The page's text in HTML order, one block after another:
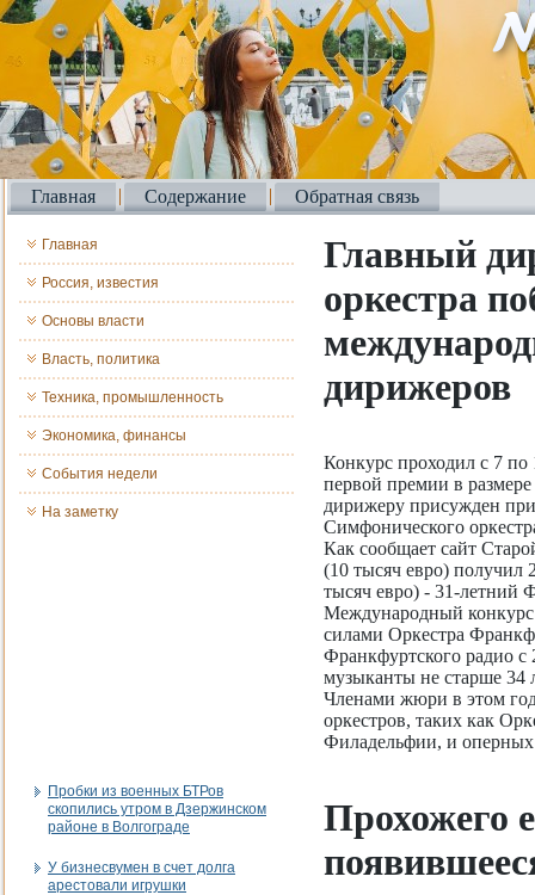
Главная Содержание Обратная связь
Главная
Россия, известия
Основы власти
Власть, политика
Техника, промышленность
Экономика, финансы
События недели
На заметку
Пробки из военных БТРов
скопились утром в Дзержинском
районе в Волгограде
У бизнесвумен в счет долга
арестовали игрушки
Главный
оркестра
дирижеров
Конкурс проходил с 7
первой премии в
дирижеру присужден
Симфонического
Как сообщает сайт
(10 тысяч евро)
тысяч евро) - 31-
Международный
силами Оркестра
Франкфуртского радио с
музыканты не старше 34
Членами жюри в этом
оркестров, таких как
Филадельфии, и оперных
Прохожего